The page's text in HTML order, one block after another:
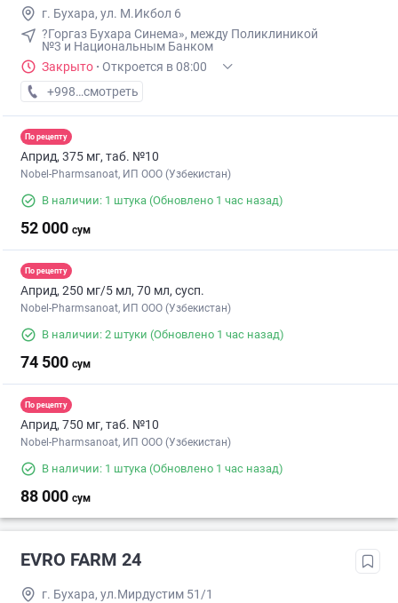
г. Бухара, ул. М.Икбол 6
?Горгаз Бухара Синема», между Поликлиникой
№3 и Национальным Банком
Закрыто · Откроется в 08:00
+998 (95) XXX-XX-XX
смотреть
По рецепту
Априд, 375 мг, таб. №10
Nobel-Pharmsanoat, ИП ООО (Узбекистан)
В наличии: 1 штука (Обновлено 1 час назад)
52 000 сум
По рецепту
Априд, 250 мг/5 мл, 70 мл, сусп.
Nobel-Pharmsanoat, ИП ООО (Узбекистан)
В наличии: 2 штуки (Обновлено 1 час назад)
74 500 сум
По рецепту
Априд, 750 мг, таб. №10
Nobel-Pharmsanoat, ИП ООО (Узбекистан)
В наличии: 1 штука (Обновлено 1 час назад)
88 000 сум
EVRO FARM 24
г. Бухара, ул.Мирдустим 51/1